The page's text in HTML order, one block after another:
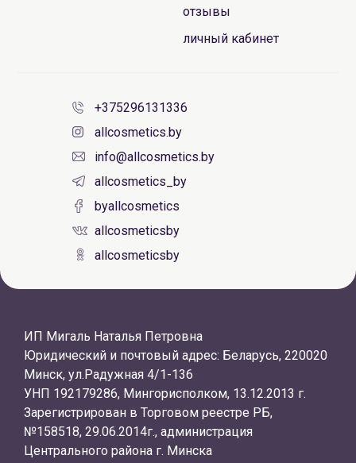
отзывы
личный кабинет
+375296131336
allcosmetics.by
info@allcosmetics.by
allcosmetics_by
byallcosmetics
allcosmeticsby
allcosmeticsby
ИП Мигаль Наталья Петровна
Юридический и почтовый адрес: Беларусь, 220020
Минск, ул.Радужная 4/1-136
УНП 192179286, Мингорисполком, 13.12.2013 г.
Зарегистрирован в Торговом реестре РБ,
№158518, 29.06.2014г., администрация
Центрального района г. Минска